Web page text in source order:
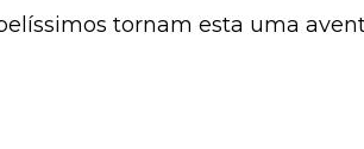
tornam esta uma